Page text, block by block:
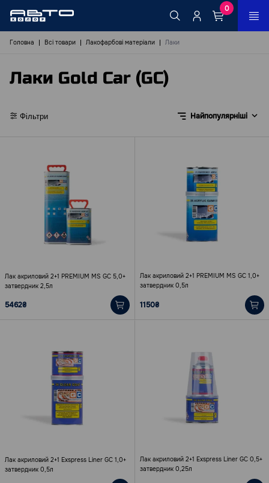
0
Головна Всі товари Лакофарбові матеріали Лаки
Лаки Gold Car (GC)
Фільтри Найпопулярніші
Лак акриловий 2+1 PREMIUM MS GC 5,0+
затвердник 2,5л
5462₴
Лак акриловий 2+1 PREMIUM MS GC 1,0+
затвердник 0,5л
1150₴
Лак акриловий 2+1 Eхspress Liner GC 1,0+
затвердник 0,5л
Лак акриловий 2+1 Eхspress Liner GC 0,5+
затвердник 0,25л